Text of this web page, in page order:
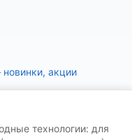
новинки, акции
на маркетплейсах
технологии: для